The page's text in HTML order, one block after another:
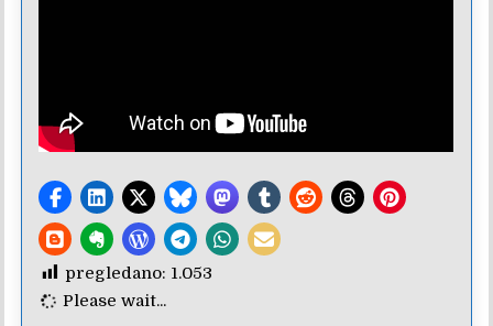
pregledano: 1.053
Please wait...